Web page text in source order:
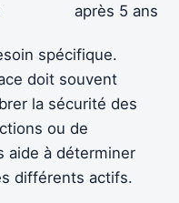
après 5 ans
spécifique.
doit souvent
la sécurité des
ou de
aide à déterminer
différents actifs.